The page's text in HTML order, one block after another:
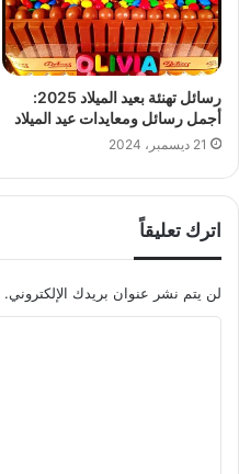
رسائل تهنئة بعيد الميلاد 2025:
أجمل رسائل ومعايدات عيد الميلاد
21 ديسمبر، 2024
اترك تعليقاً
لن يتم نشر عنوان بريدك الإلكتروني.